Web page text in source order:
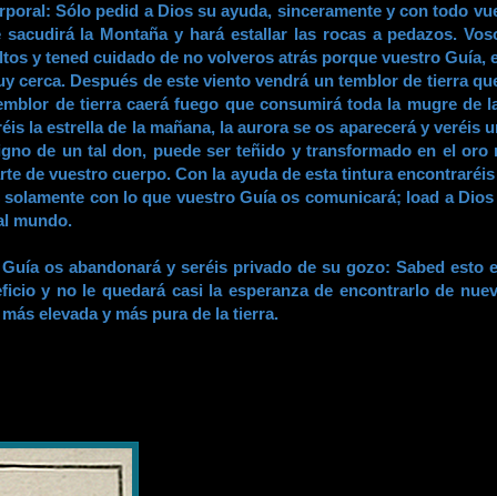
Sólo pedid a Dios su ayuda, sinceramente y con todo
la Montaña y hará estallar las rocas a pedazos.
y tened cuidado de no volveros atrás porque vuestro Guía,
cerca. Después de este viento vendrá un temblor de tierra
de tierra caerá fuego que consumirá toda la mugre de
la estrella de la mañana, la aurora se os aparecerá y veréis
de un tal don, puede ser teñido y transformado en el oro
de vuestro cuerpo. Con la ayuda de esta tintura
con lo que vuestro Guía os comunicará; load a
mundo.
os abandonará y seréis privado de su gozo: Sabed esto
y no le quedará casi la esperanza de encontrarlo de
elevada y más pura de la tierra.